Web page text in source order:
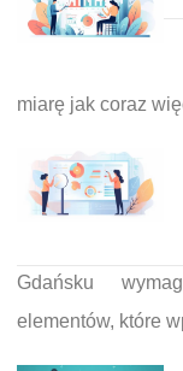
miarę jak coraz
Gdańsku
elementów, które
Nawigacja